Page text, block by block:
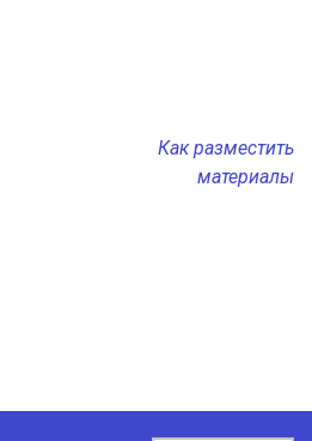
Как разместить
материалы